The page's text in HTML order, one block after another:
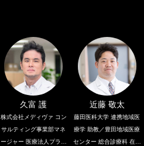
久富 護
株式会社メディヴァ コン
サルティング事業部マネ
ージャー 医療法人プラタ
近藤 敬太
藤田医科大学 連携地域医
療学 助教／豊田地域医療
センター 総合診療科 在宅